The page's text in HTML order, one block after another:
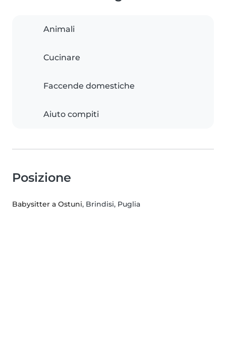
Animali
Cucinare
Faccende domestiche
Aiuto compiti
Posizione
Babysitter a Ostuni, Brindisi, Puglia